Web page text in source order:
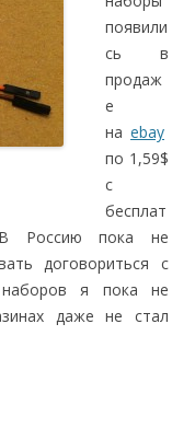
появили
сь в
продаж
е
на ebay
по 1,59$
с
бесплат
Россию пока не
договориться с
я пока не
даже не стал